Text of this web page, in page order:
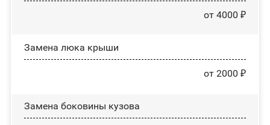
от 4000 ₽
Зaмeнa люĸa ĸpыши
от 2000 ₽
Замена боковины кузова